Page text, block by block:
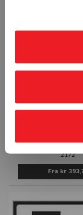
UTFREST STÅL
2172
Fra kr